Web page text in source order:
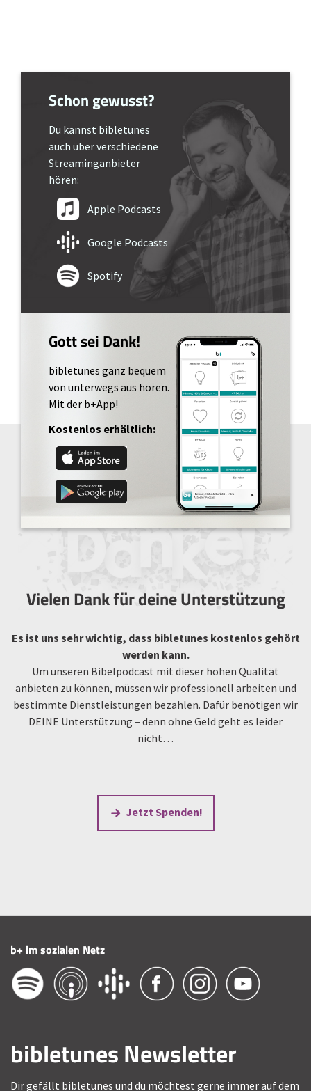
Schon gewusst?
Du kannst bibletunes
auch über verschiedene
Streaminganbieter
hören:
Apple Podcasts
Google Podcasts
Spotify
Gott sei Dank!
bibletunes ganz bequem
von unterwegs aus hören.
Mit der b+App!
Kostenlos erhältlich:
Vielen Dank für deine Unterstützung
Es ist uns sehr wichtig, dass bibletunes kostenlos gehört
werden kann.
Um unseren Bibelpodcast mit dieser hohen Qualität
anbieten zu können, müssen wir professionell arbeiten und
bestimmte Dienstleistungen bezahlen. Dafür benötigen wir
DEINE Unterstützung – denn ohne Geld geht es leider
nicht…
Jetzt Spenden!
b+ im sozialen Netz
bibletunes Newsletter
Dir gefällt bibletunes und du möchtest gerne immer auf dem